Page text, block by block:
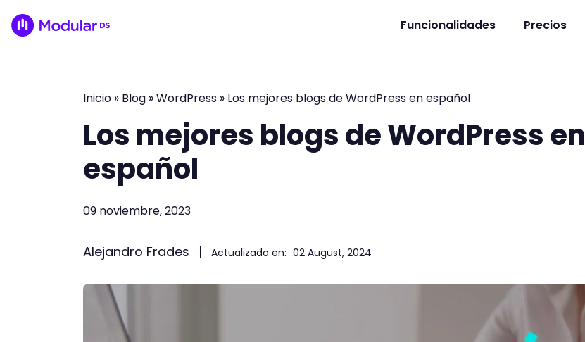
Funcionalidades Precios
Inicio » Blog »WordPress » Los mejores blogs de WordPress en español
Los mejores blogs de WordPress en
español
09 noviembre, 2023
Alejandro Frades | Actualizado en: 02 August, 2024